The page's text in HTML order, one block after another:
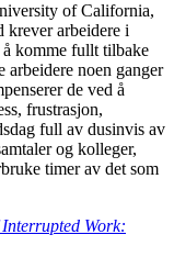
of California,
krever arbeidere i
komme fullt tilbake
noen ganger
de ved å
frustrasjon,
full av dusinvis av
og kolleger,
timer av det som
Work: